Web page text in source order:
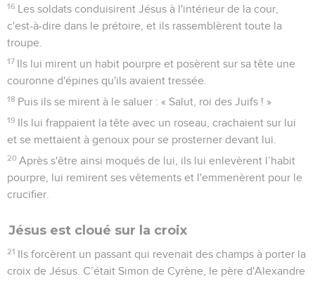
16 Les soldats conduisirent Jésus à l'intérieur de la cour,
c'est-à-dire dans le prétoire, et ils rassemblèrent toute la
troupe.
17 Ils lui mirent un habit pourpre et posèrent sur sa tête une
couronne d'épines qu'ils avaient tressée.
18 Puis ils se mirent à le saluer : « Salut, roi des Juifs ! »
19 Ils lui frappaient la tête avec un roseau, crachaient sur lui
et se mettaient à genoux pour se prosterner devant lui.
20 Après s'être ainsi moqués de lui, ils lui enlevèrent l’habit
pourpre, lui remirent ses vêtements et l'emmenèrent pour le
crucifier.
Jésus est cloué sur la croix
21 Ils forcèrent un passant qui revenait des champs à porter la
croix de Jésus. C’était Simon de Cyrène, le père d'Alexandre